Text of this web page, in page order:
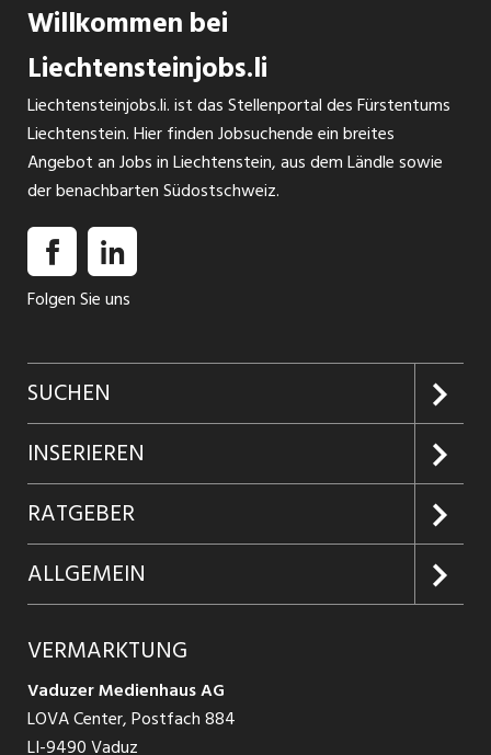
Willkommen bei
Liechtensteinjobs.li
Liechtensteinjobs.li. ist das Stellenportal des Fürstentums
Liechtenstein. Hier finden Jobsuchende ein breites
Angebot an Jobs in Liechtenstein, aus dem Ländle sowie
der benachbarten Südostschweiz.
Folgen Sie uns
SUCHEN
Jobs suchen
Jobabo
Firmen entdecken
Jobs in Graubünden
Jobs in St. Gallen
Jobs in Glarus
INSERIEREN
Kundenlogin
Inserieren
Produkte
Schnittstelle
RATGEBER
Glossar
Ratgeber Bewerbung / Rekrutierung
ALLGEMEIN
AGB
Datenschutzbestimmungen
VERMARKTUNG
Vaduzer Medienhaus AG
LOVA Center, Postfach 884
LI-9490 Vaduz